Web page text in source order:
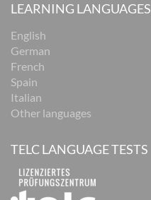
LEARNING LANGUAGES
English
German
French
Spain
Italian
Other languages
TELC LANGUAGE TESTS